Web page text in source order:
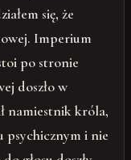
się, że
Imperium
po stronie
doszło w
namiestnik króla,
psychicznym i nie